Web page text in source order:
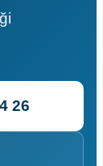
26